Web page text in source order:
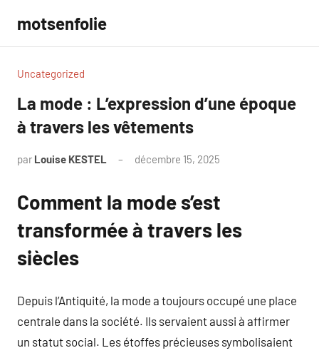
contenu
motsenfolie
Uncategorized
La mode : L’expression d’une époque
à travers les vêtements
par Louise KESTEL décembre 15, 2025
Comment la mode s’est
transformée à travers les
siècles
Depuis l’Antiquité, la mode a toujours occupé une place
centrale dans la société. Ils servaient aussi à affirmer
un statut social. Les étoffes précieuses symbolisaient